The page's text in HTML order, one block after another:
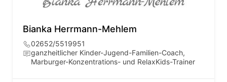
Bianka Herrmann-Mehlem
02652/5519951
ganzheitlicher Kinder-Jugend-Familien-Coach,
Marburger-Konzentrations- und RelaxKids-Trainer